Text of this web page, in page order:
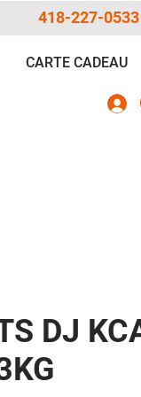
418-227-0533
CARTE CADEAU
DJ